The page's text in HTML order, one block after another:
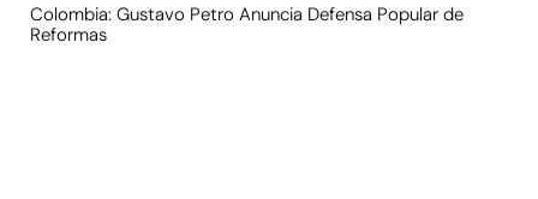
Colombia: Gustavo Petro Anuncia Defensa Popular de
Reformas